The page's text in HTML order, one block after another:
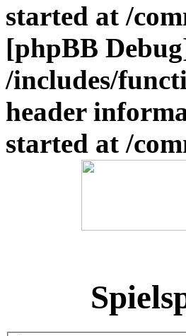
started at /
[phpBB
/includes/
header
started at /